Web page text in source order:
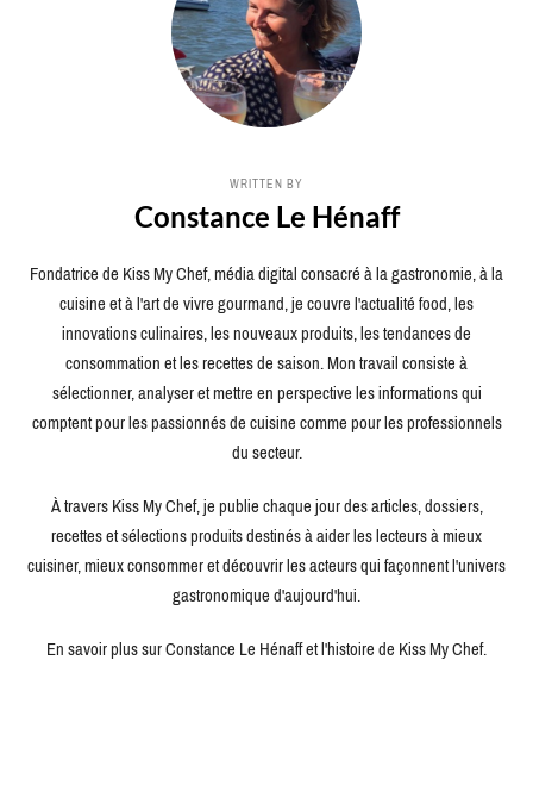
WRITTEN BY
Constance Le Hénaff
Fondatrice de Kiss My Chef, média digital consacré à la gastronomie, à la
cuisine et à l'art de vivre gourmand, je couvre l'actualité food, les
innovations culinaires, les nouveaux produits, les tendances de
consommation et les recettes de saison. Mon travail consiste à
sélectionner, analyser et mettre en perspective les informations qui
comptent pour les passionnés de cuisine comme pour les professionnels
du secteur.
À travers Kiss My Chef, je publie chaque jour des articles, dossiers,
recettes et sélections produits destinés à aider les lecteurs à mieux
cuisiner, mieux consommer et découvrir les acteurs qui façonnent l'univers
gastronomique d'aujourd'hui.
En savoir plus sur Constance Le Hénaff et l'histoire de Kiss My Chef.